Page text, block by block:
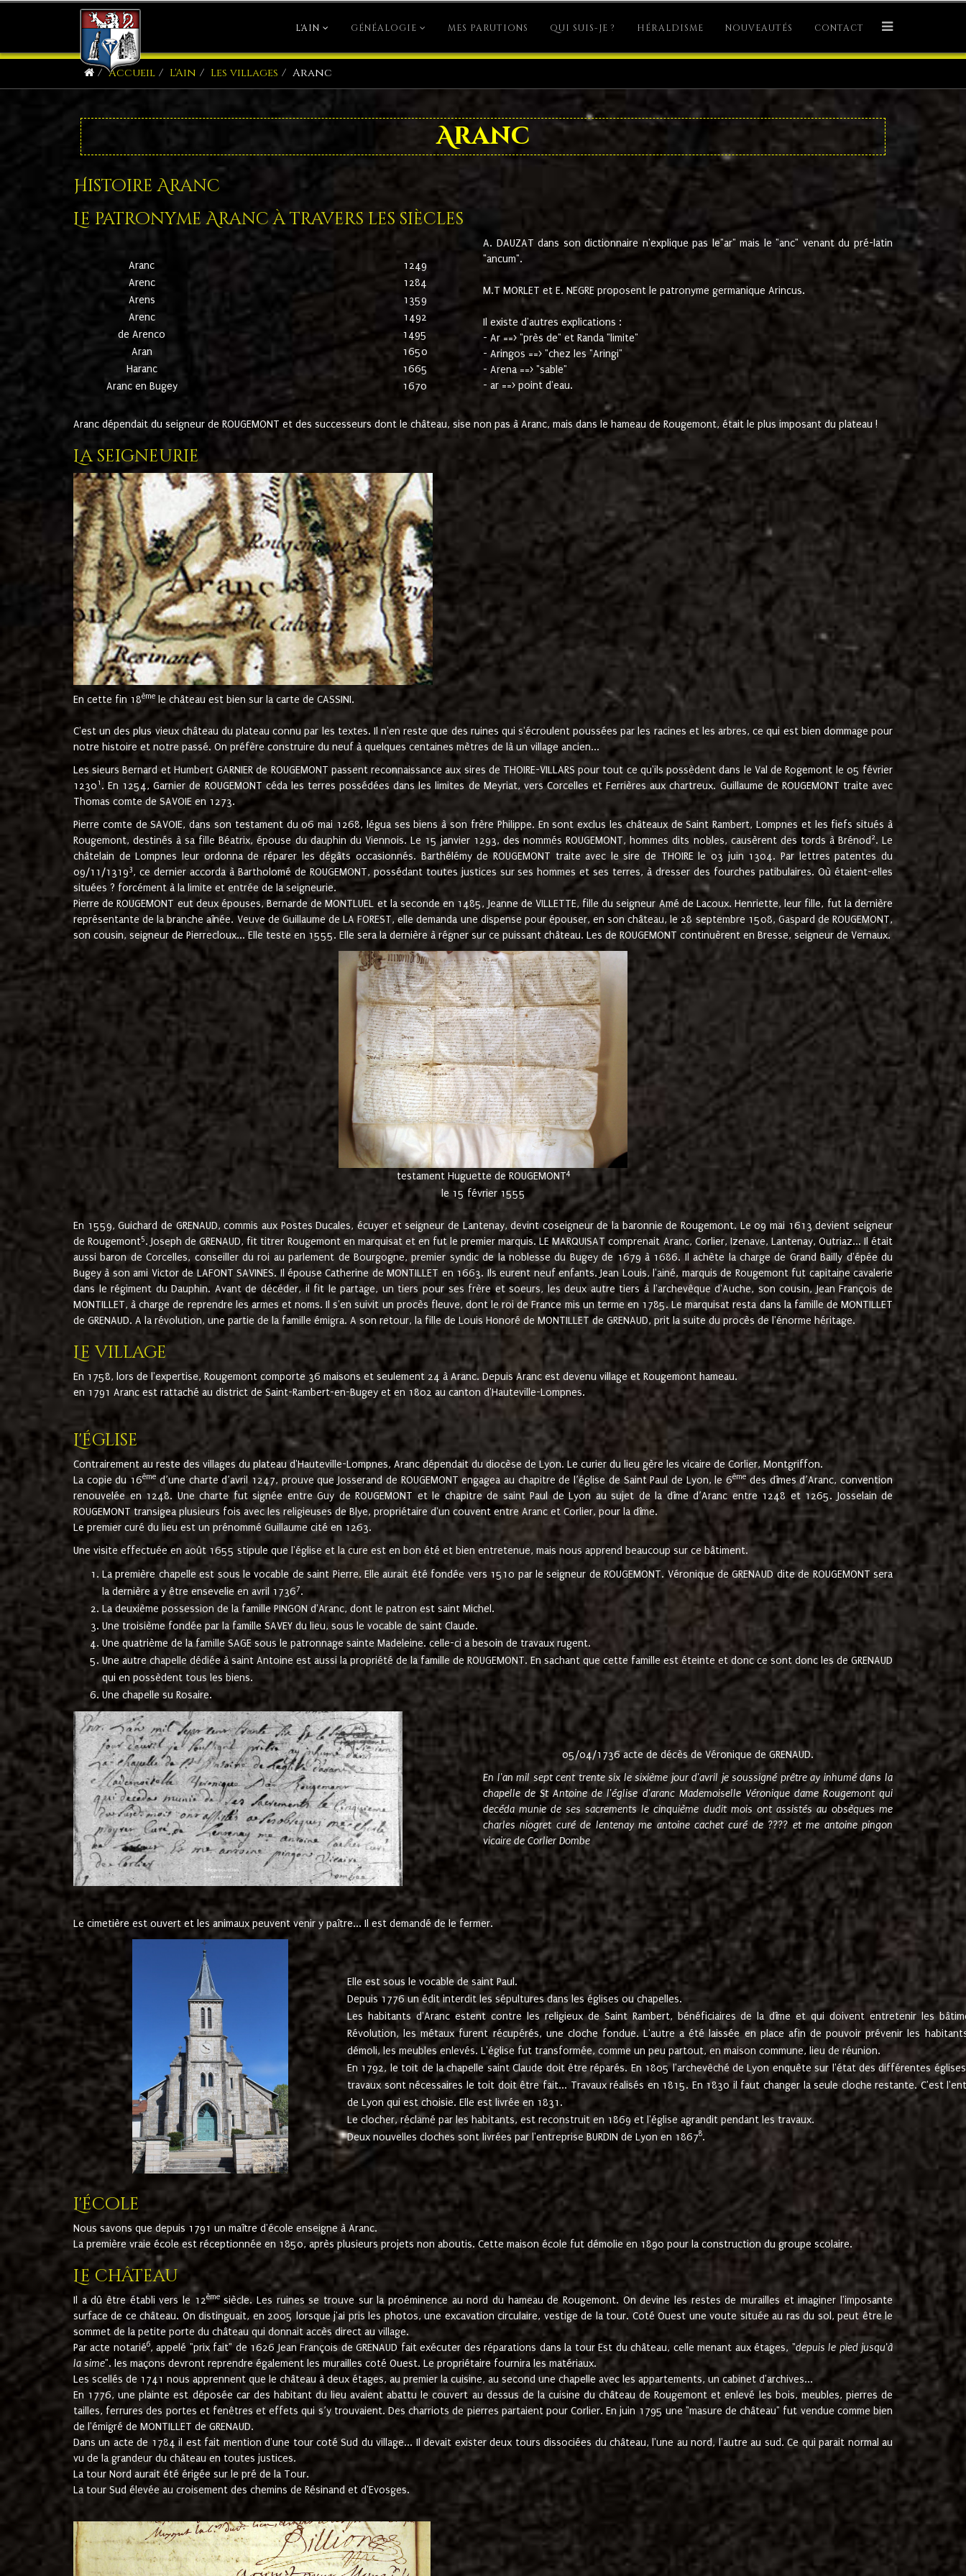
L'AIN GÉNÉALOGIE MES PARUTIONS QUI SUIS-JE ? HÉRALDISME NOUVEAUTÉS CONTACT
Accueil L'Ain Les villages Aranc
Aranc
Histoire Aranc
Le patronyme Aranc à travers les siècles
Aranc
1249
Arenc
1284
Arens
1359
Arenc
1492
de Arenco
1495
Aran
1650
Haranc
1665
Aranc en Bugey
1670
A. DAUZAT dans son dictionnaire n'explique pas le"ar" mais le "anc" venant du pré-latin
"ancum".
M.T MORLET et E. NEGRE proposent le patronyme germanique Arincus.
Il existe d'autres explications :
- Ar ==> "près de" et Randa "limite"
- Aringos ==> "chez les "Aringi"
- Arena ==> "sable"
- ar ==> point d'eau.
Aranc dépendait du seigneur de ROUGEMONT et des successeurs dont le château, sise non pas à Aranc, mais dans le hameau de Rougemont, était le plus imposant du plateau !
La seigneurie
En cette fin 18ème le château est bien sur la carte de CASSINI.
C'est un des plus vieux château du plateau connu par les textes. Il n'en reste que des ruines qui s'écroulent poussées par les racines et les arbres, ce qui est bien dommage pour
notre histoire et notre passé. On préfère construire du neuf à quelques centaines mètres de là un village ancien...
Les sieurs Bernard et Humbert GARNIER de ROUGEMONT passent reconnaissance aux sires de THOIRE-VILLARS pour tout ce qu'ils possèdent dans le Val de Rogemont le 05 février
12301 . En 1254, Garnier de ROUGEMONT céda les terres possédées dans les limites de Meyriat, vers Corcelles et Ferrières aux chartreux. Guillaume de ROUGEMONT traite avec
Thomas comte de SAVOIE en 1273.
Pierre comte de SAVOIE, dans son testament du 06 mai 1268, légua ses biens à son frère Philippe. En sont exclus les châteaux de Saint Rambert, Lompnes et les fiefs situés à
Rougemont, destinés à sa fille Béatrix, épouse du dauphin du Viennois. Le 15 janvier 1293, des nommés ROUGEMONT, hommes dits nobles, causèrent des tords à Brénod 2. Le
châtelain de Lompnes leur ordonna de réparer les dégâts occasionnés. Barthélémy de ROUGEMONT traite avec le sire de THOIRE le 03 juin 1304. Par lettres patentes du
09/11/13193, ce dernier accorda à Bartholomé de ROUGEMONT, possédant toutes justices sur ses hommes et ses terres, à dresser des fourches patibulaires. Où étaient-elles
situées ? forcément à la limite et entrée de la seigneurie.
Pierre de ROUGEMONT eut deux épouses, Bernarde de MONTLUEL et la seconde en 1485, Jeanne de VILLETTE, fille du seigneur Amé de Lacoux. Henriette, leur fille, fut la dernière
représentante de la branche aînée. Veuve de Guillaume de LA FOREST, elle demanda une dispense pour épouser, en son château, le 28 septembre 1508, Gaspard de ROUGEMONT,
son cousin, seigneur de Pierrecloux... Elle teste en 1555. Elle sera la dernière à régner sur ce puissant château. Les de ROUGEMONT continuèrent en Bresse, seigneur de Vernaux.
testament Huguette de ROUGEMONT4
le 15 février 1555
En 1559, Guichard de GRENAUD, commis aux Postes Ducales, écuyer et seigneur de Lantenay, devint coseigneur de la baronnie de Rougemont. Le 09 mai 1613 devient seigneur
de Rougemont5. Joseph de GRENAUD, fit titrer Rougemont en marquisat et en fut le premier marquis. LE MARQUISAT comprenait Aranc, Corlier, Izenave, Lantenay, Outriaz... Il était
aussi baron de Corcelles, conseiller du roi au parlement de Bourgogne, premier syndic de la noblesse du Bugey de 1679 à 1686. Il achète la charge de Grand Bailly d'épée du
Bugey à son ami Victor de LAFONT SAVINES. Il épouse Catherine de MONTILLET en 1663. Ils eurent neuf enfants. Jean Louis, l'ainé, marquis de Rougemont fut capitaine cavalerie
dans le régiment du Dauphin. Avant de décéder, il fit le partage, un tiers pour ses frère et soeurs, les deux autre tiers à l'archevêque d'Auche, son cousin, Jean François de
MONTILLET, à charge de reprendre les armes et noms. Il s'en suivit un procès fleuve, dont le roi de France mis un terme en 1785. Le marquisat resta dans la famille de MONTILLET
de GRENAUD. A la révolution, une partie de la famille émigra. A son retour, la fille de Louis Honoré de MONTILLET de GRENAUD, prit la suite du procès de l'énorme héritage.
Le village
En 1758, lors de l'expertise, Rougemont comporte 36 maisons et seulement 24 à Aranc. Depuis Aranc est devenu village et Rougemont hameau.
en 1791 Aranc est rattaché au district de Saint-Rambert-en-Bugey et en 1802 au canton d'Hauteville-Lompnes.
L'église
Contrairement au reste des villages du plateau d'Hauteville-Lompnes, Aranc dépendait du diocèse de Lyon. Le curier du lieu gère les vicaire de Corlier, Montgriffon.
La copie du 16ème d’une charte d’avril 1247, prouve que Josserand de ROUGEMONT engagea au chapitre de l’église de Saint Paul de Lyon, le 6ème des dîmes d’Aranc, convention
renouvelée en 1248. Une charte fut signée entre Guy de ROUGEMONT et le chapitre de saint Paul de Lyon au sujet de la dîme d’Aranc entre 1248 et 1265. Josselain de
ROUGEMONT transigea plusieurs fois avec les religieuses de Blye, propriétaire d'un couvent entre Aranc et Corlier, pour la dîme.
Le premier curé du lieu est un prénommé Guillaume cité en 1263.
Une visite effectuée en août 1655 stipule que l'église et la cure est en bon été et bien entretenue, mais nous apprend beaucoup sur ce bâtiment.
La première chapelle est sous le vocable de saint Pierre. Elle aurait été fondée vers 1510 par le seigneur de ROUGEMONT. Véronique de GRENAUD dite de ROUGEMONT sera
la dernière a y être ensevelie en avril 17367.
La deuxième possession de la famille PINGON d'Aranc, dont le patron est saint Michel.
Une troisième fondée par la famille SAVEY du lieu, sous le vocable de saint Claude.
Une quatrième de la famille SAGE sous le patronnage sainte Madeleine. celle-ci a besoin de travaux rugent.
Une autre chapelle dédiée à saint Antoine est aussi la propriété de la famille de ROUGEMONT. En sachant que cette famille est éteinte et donc ce sont donc les de GRENAUD
qui en possèdent tous les biens.
Une chapelle su Rosaire.
05/04/1736 acte de décès de Véronique de GRENAUD.
En l'an mil sept cent trente six le sixième jour d'avril je soussigné prêtre ay inhumé dans la
chapelle de St Antoine de l'église d'aranc Mademoiselle Véronique dame Rougemont qui
decéda munie de ses sacrements le cinquième dudit mois ont assistés au obsèques me
charles niogret curé de lentenay me antoine cachet curé de ???? et me antoine pingon
vicaire de Corlier Dombe
Le cimetière est ouvert et les animaux peuvent venir y paître... Il est demandé de le fermer.
Elle est sous le vocable de saint Paul.
Depuis 1776 un édit interdit les sépultures dans les églises ou chapelles.
Les habitants d'Aranc estent contre les religieux de Saint Rambert, bénéficiaires de la dîme et qui doivent entretenir les
Révolution, les métaux furent récupérés, une cloche fondue. L'autre a été laissée en place afin de pouvoir prévenir les
démoli, les meubles enlevés. L'église fut transformée, comme un peu partout, en maison commune, lieu de réunion.
En 1792, le toit de la chapelle saint Claude doit être réparés. En 1805 l'archevêché de Lyon enquête sur l'état des différentes
travaux sont nécessaires le toit doit être fait... Travaux réalisés en 1815. En 1830 il faut changer la seule cloche restante. C'est
de Lyon qui est choisie. Elle est livrée en 1831.
Le clocher, réclamé par les habitants, est reconstruit en 1869 et l'église agrandit pendant les travaux.
Deux nouvelles cloches sont livrées par l'entreprise BURDIN de Lyon en 18678.
L'école
Nous savons que depuis 1791 un maître d'école enseigne à Aranc.
La première vraie école est réceptionnée en 1850, après plusieurs projets non aboutis. Cette maison école fut démolie en 1890 pour la construction du groupe scolaire.
Le château
Il a dû être établi vers le 12èmesiècle. Les ruines se trouve sur la proéminence au nord du hameau de Rougemont. On devine les restes de murailles et imaginer l'imposante
surface de ce château. On distinguait, en 2005 lorsque j'ai pris les photos, une excavation circulaire, vestige de la tour. Coté Ouest une voute située au ras du sol, peut être le
sommet de la petite porte du château qui donnait accès direct au village.
Par acte notarié6, appelé "prix fait" de 1626 Jean François de GRENAUD fait exécuter des réparations dans la tour Est du château, celle menant aux étages, "depuis le pied jusqu'à
la sime". les maçons devront reprendre également les murailles coté Ouest. Le propriétaire fournira les matériaux.
Les scellés de 1741 nous apprennent que le château à deux étages, au premier la cuisine, au second une chapelle avec les appartements, un cabinet d'archives...
En 1776, une plainte est déposée car des habitant du lieu avaient abattu le couvert au dessus de la cuisine du château de Rougemont et enlevé les bois, meubles, pierres de
tailles, ferrures des portes et fenêtres et effets qui s’y trouvaient. Des charriots de pierres partaient pour Corlier. En juin 1795 une "masure de château" fut vendue comme bien
de l'émigré de MONTILLET de GRENAUD.
Dans un acte de 1784 il est fait mention d'une tour coté Sud du village... Il devait exister deux tours dissociées du château, l'une au nord, l'autre au sud. Ce qui parait normal au
vu de la grandeur du château en toutes justices.
La tour Nord aurait été érigée sur le pré de la Tour.
La tour Sud élevée au croisement des chemins de Résinand et d'Evosges.